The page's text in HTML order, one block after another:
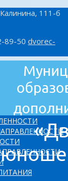
111-б
89-50 dvorec-